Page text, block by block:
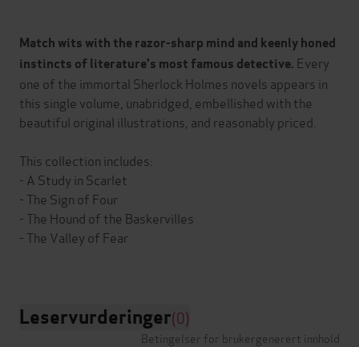
Match wits with the razor-sharp mind and keenly honed
instincts of literature's most famous detective. Every
one of the immortal Sherlock Holmes novels appears in
this single volume, unabridged, embellished with the
beautiful original illustrations, and reasonably priced.
This collection includes:
- A Study in Scarlet
- The Sign of Four
- The Hound of the Baskervilles
- The Valley of Fear
Leservurderinger(0)
Betingelser for brukergenerert innhold